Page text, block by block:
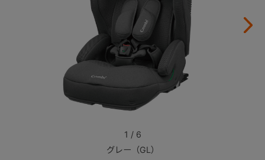
グレー（GL）
1 / 6